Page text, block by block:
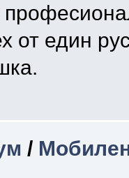
от един
/